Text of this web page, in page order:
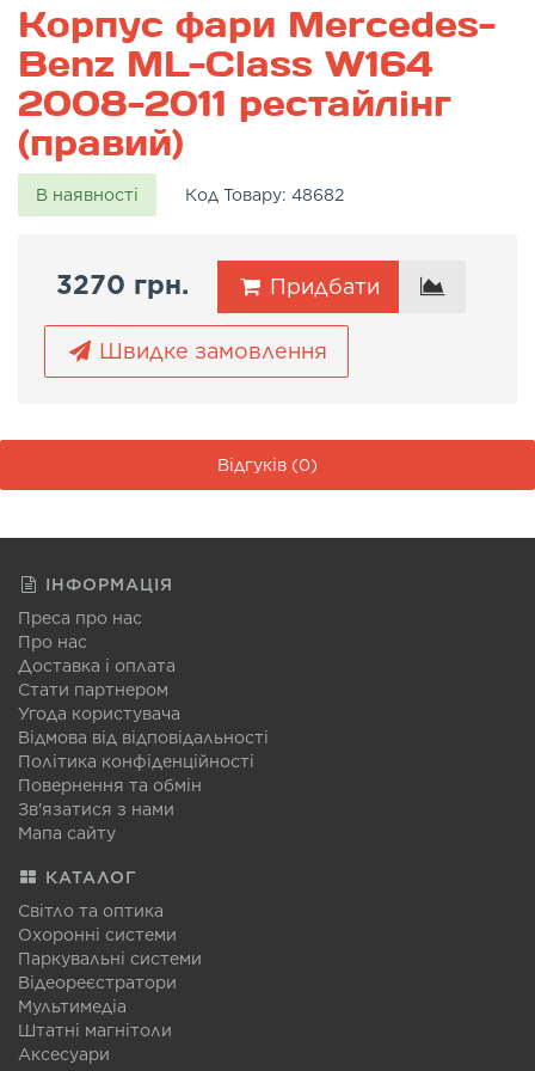
Корпус фари Mercedes-
Benz ML-Class W164
2008-2011 рестайлінг
(правий)
В наявності Код Товару: 48682
3270 грн. Придбати
Швидке замовлення
Відгуків (0)
ІНФОРМАЦІЯ
Преса про нас
Про нас
Доставка і оплата
Стати партнером
Угода користувача
Відмова від відповідальності
Політика конфіденційності
Повернення та обмін
Зв'язатися з нами
Мапа сайту
КАТАЛОГ
Світло та оптика
Охоронні системи
Паркувальні системи
Відеореєстратори
Мультимедіа
Штатні магнітоли
Аксесуари